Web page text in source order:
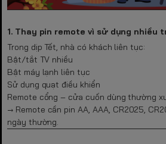
1. Thay pin remote vì sử dụng nhiều
Trong dịp Tết, nhà có khách liên tục:
Bật/tắt TV nhiều
Bật máy lạnh liên tục
Sử dụng quạt điều khiển
Remote cổng – cửa cuốn dùng thường
→ Remote cần pin AA, AAA, CR2025,
ngày thường.